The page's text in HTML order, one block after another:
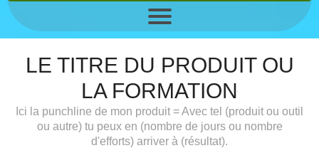
LE TITRE DU PRODUIT OU
LA FORMATION
Ici la punchline de mon produit = Avec tel (produit ou outil
ou autre) tu peux en (nombre de jours ou nombre
d'efforts) arriver à (résultat).